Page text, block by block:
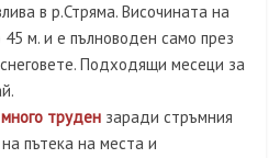
в р.Стряма. Височината на
м. и е пълноводен само през
Подходящи месеци за
труден заради стръмния
пътека на места и